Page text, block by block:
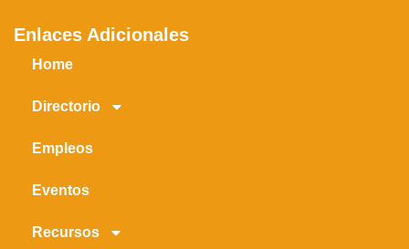
Enlaces Adicionales
Home
Directorio
Empleos
Eventos
Recursos